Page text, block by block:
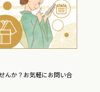
んか？お気軽にお問い合